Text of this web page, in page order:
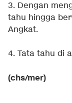
3. Dengan
tahu hingga
Angkat.
4. Tata tahu di
(chs/mer)